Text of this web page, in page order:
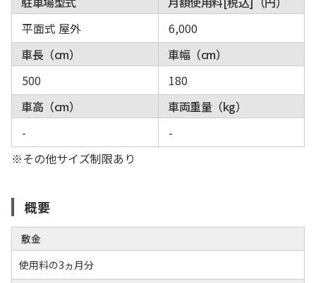
平面式 屋外
6,000
車長（cm）
車幅（cm）
500
180
車高（cm）
車両重量（kg）
-
-
※その他サイズ制限あり
概要
敷金
使用料の3ヵ月分